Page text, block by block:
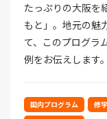
たっぷりの大阪を
もと」。地元の魅
て、このプログラ
例をお伝えします。
国内プログラム 修